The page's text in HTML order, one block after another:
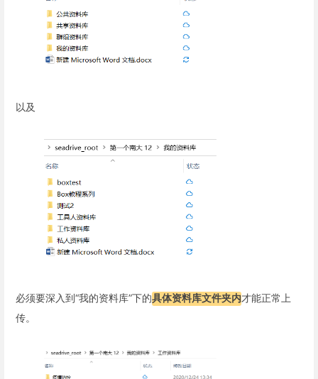
以及
必须要深入到“我的资料库”下的具体资料库文件夹内才能正常上
传。